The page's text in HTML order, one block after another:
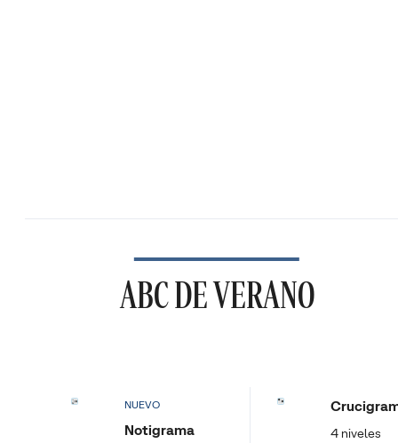
ABC DE VERANO
NUEVO
Notigrama 4 niveles